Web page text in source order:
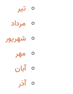
تیر
مرداد
شهریور
مهر
آبان
آذر